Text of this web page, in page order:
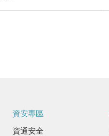
資安專區
資通安全